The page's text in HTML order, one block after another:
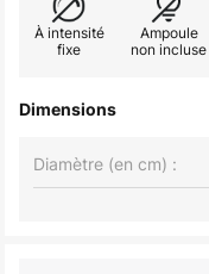
À intensité
fixe
Ampoule
non incluse
Dimensions
Diamètre (en cm) :